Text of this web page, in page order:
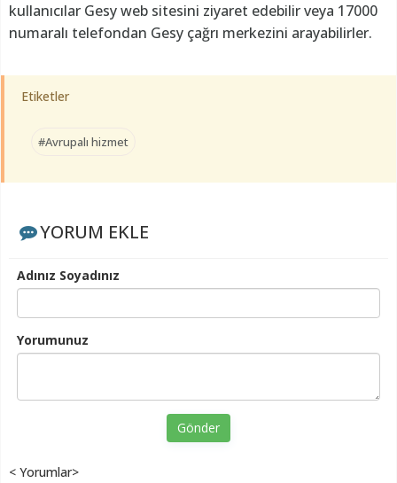
kullanıcılar Gesy web sitesini ziyaret edebilir veya 17000
numaralı telefondan Gesy çağrı merkezini arayabilirler.
Etiketler
#Avrupalı hizmet
YORUM EKLE
Adınız Soyadınız
Yorumunuz
Gönder
< Yorumlar>